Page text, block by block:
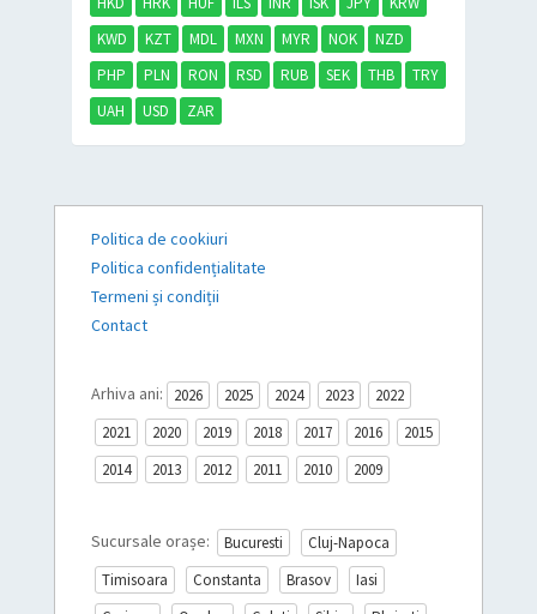
KWD
KZT MDL MXN MYR NOK
NZD
PHP
PLN RON RSD RUB SEK THB
TRY
UAH
USD ZAR
Politica de cookiuri
Politica confidențialitate
Termeni și condiții
Contact
Arhiva ani: 2026 2025 2024 2023
2022
2021
2020 2019 2018 2017 2016
2015
2014
2013 2012 2011 2010 2009
Sucursale orașe: Bucuresti
Cluj-Napoca
Timisoara
Constanta Brasov
Iasi